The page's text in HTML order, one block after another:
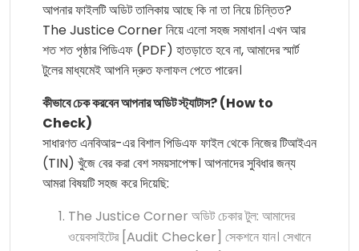
আপনার ফাইলটি অডিট তালিকায় আছে কি না তা নিয়ে চিন্তিত?
The Justice Corner নিয়ে এলো সহজ সমাধান। এখন আর
শত শত পৃষ্ঠার পিডিএফ (PDF) হাতড়াতে হবে না, আমাদের স্মার্ট
টুলের মাধ্যমেই আপনি দ্রুত ফলাফল পেতে পারেন।
কীভাবে চেক করবেন আপনার অডিট স্ট্যাটাস? (How to
Check)
সাধারণত এনবিআর-এর বিশাল পিডিএফ ফাইল থেকে নিজের টিআইএন
(TIN) খুঁজে বের করা বেশ সময়সাপেক্ষ। আপনাদের সুবিধার জন্য
আমরা বিষয়টি সহজ করে দিয়েছি:
The Justice Corner অডিট চেকার টুল: আমাদের
ওয়েবসাইটের [Audit Checker] সেকশনে যান। সেখানে